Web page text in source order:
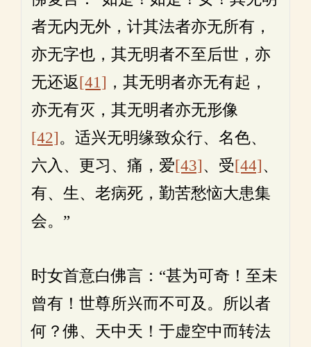
者无内无外，计其法者亦无所有，
亦无字也，其无明者不至后世，亦
无还返[41] ，其无明者亦无有起，
亦无有灭，其无明者亦无形像
[42]。适兴无明缘致众行、名色、
六入、更习、痛，爱[43]、受[44]、
有、生、老病死，勤苦愁恼大患集
会。”
时女首意白佛言：“甚为可奇！至未
曾有！世尊所兴而不可及。所以者
何？佛、天中天！于虚空中而转法